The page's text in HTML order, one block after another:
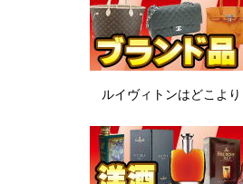
ルイヴィトンはどこよ